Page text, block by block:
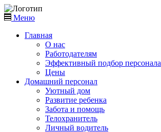
Меню
Главная
О нас
Работодателям
Эффективный подбор персонала
Цены
Домашний персонал
Уютный дом
Развитие ребенка
Забота и помощь
Телохранитель
Личный водитель